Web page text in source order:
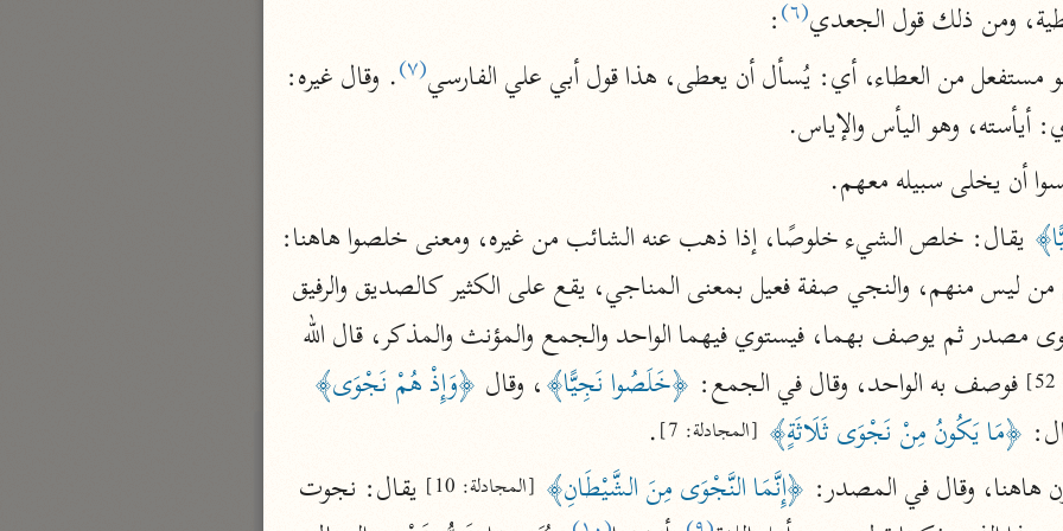
نحو ١١ مجلدًا
التسهيل لعلوم التنزيل
ابن جُزَيّ (٧٤١ هـ)
نحو ٣ مجلدات
موسوعات
روح المعاني
الآلوسي (١٢٧٠ هـ)
نحو ٢٨ مجلدًا
مفاتيح الغيب
فخر الدين الرازي (٦٠٦ هـ)
نحو ٢٤ مجلدًا
تيسير الكريم الرحمن
السعدي (١٣٧٦ هـ)
أبو بكر الجزائري (١٤٣٩ هـ)
نحو ٣ مجلدات
القرآن – تدبّر وعمل
شركة الخبرات الذكية
نحو ٣ مجلدات
ابن عثيمين (١٤٢١ هـ)
ومن ذلك قول الجعدي(٦)
:
مستفعل من العطاء، أي: يُسأل أن يعطى، هذا قول أبي علي الفارسي(٧)
وهو اليأس والإياس.
أن يخلى سبيله معهم.
فوصف به الواحد، وقال في الجمع: ﴿خَلَصُوا نَجِيًّا﴾، وقال ﴿وَإِذْ هُمْ نَجْوَى﴾
﴿مَا يَكُونُ مِنْ نَجْوَى ثَلَاثَةٍ﴾ [المجادلة: 7]
.
هاهنا، وقال في المصدر: ﴿إِنَّمَا النَّجْوَى مِنَ الشَّيْطَانِ﴾ [المجادلة: 10]